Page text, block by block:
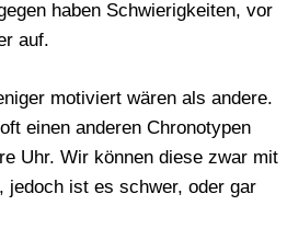
haben Schwierigkeiten, vor
auf.
motiviert wären als andere.
einen anderen Chronotypen
Uhr. Wir können diese zwar mit
jedoch ist es schwer, oder gar